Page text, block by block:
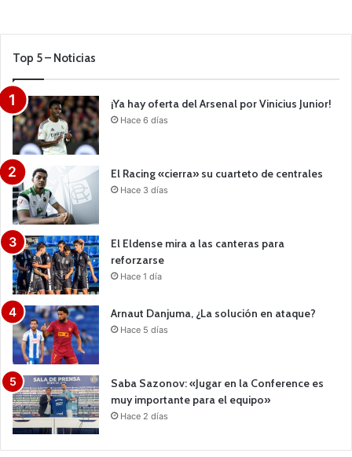
Top 5 – Noticias
¡Ya hay oferta del Arsenal por Vinicius Junior!
Hace 6 días
El Racing «cierra» su cuarteto de centrales
Hace 3 días
El Eldense mira a las canteras para
reforzarse
Hace 1 día
Arnaut Danjuma, ¿La solución en ataque?
Hace 5 días
Saba Sazonov: «Jugar en la Conference es
muy importante para el equipo»
Hace 2 días